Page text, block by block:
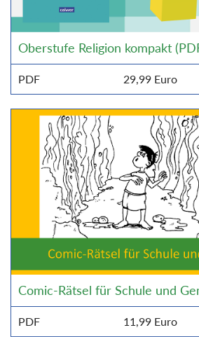
Oberstufe Religion kompakt
PDF 29,99 Euro
Comic-Rätsel für Schule und
PDF 11,99 Euro